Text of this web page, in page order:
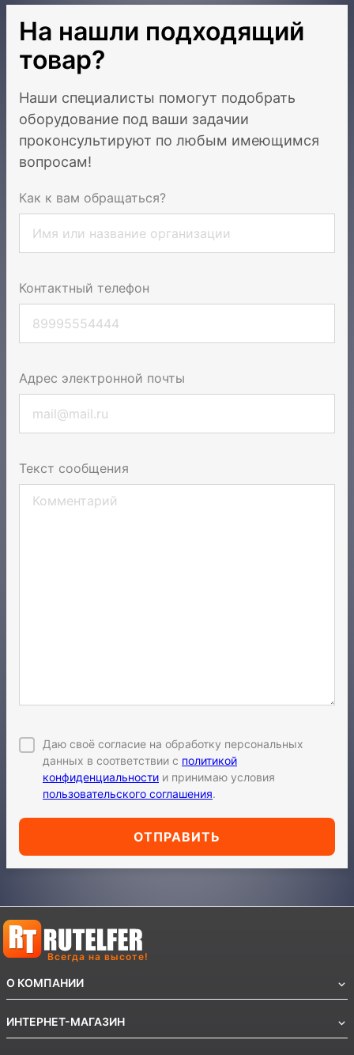
На нашли подходящий
товар?
Наши специалисты помогут подобрать
оборудование под ваши задачии
проконсультируют по любым имеющимся
вопросам!
Как к вам обращаться?
Контактный телефон
Адрес электронной почты
Текст сообщения
Даю своё согласие на обработку персональных
данных в соответствии с политикой
конфиденциальности и принимаю условия
пользовательского соглашения.
ОТПРАВИТЬ
О КОМПАНИИ
ИНТЕРНЕТ-МАГАЗИН
Всегда на высоте!